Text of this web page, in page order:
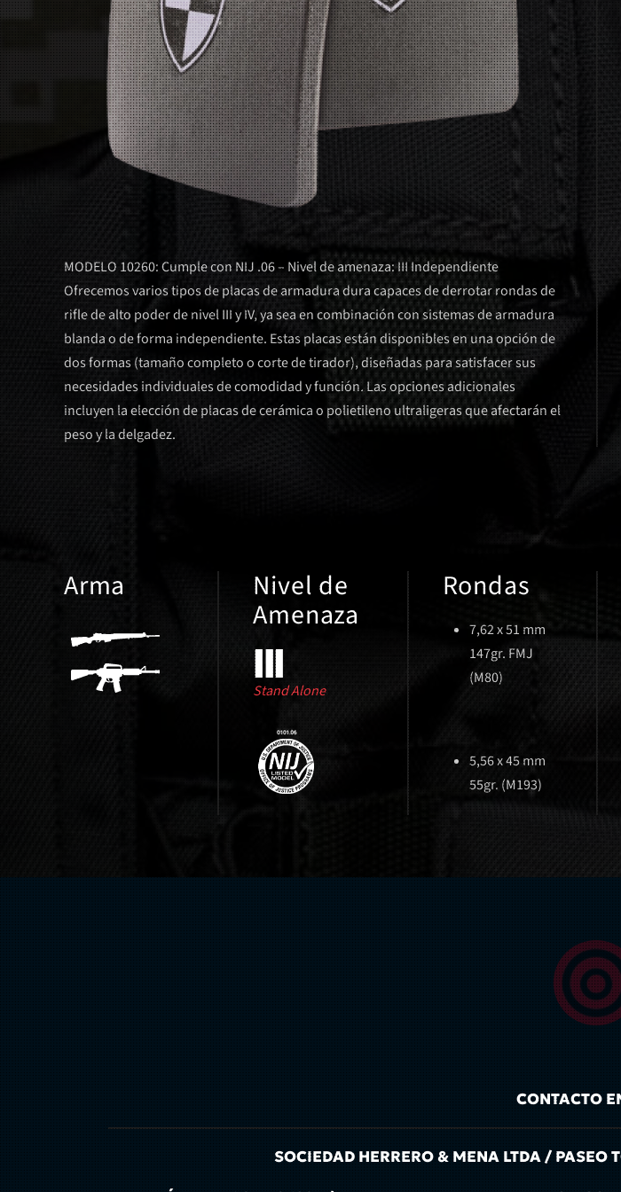
MODELO 10260: Cumple con NIJ .06 – Nivel de amenaza: III Independiente
Ofrecemos varios tipos de placas de armadura dura capaces de derrotar rondas de
rifle de alto poder de nivel III y IV, ya sea en combinación con sistemas de armadura
blanda o de forma independiente. Estas placas están disponibles en una opción de
dos formas (tamaño completo o corte de tirador), diseñadas para satisfacer sus
necesidades individuales de comodidad y función. Las opciones adicionales
incluyen la elección de placas de cerámica o polietileno ultraligeras que afectarán el
peso y la delgadez.
Arma Nivel de
Amenaza
Stand Alone
Rondas
7,62 x 51 mm
147gr. FMJ
(M80)
5,56 x 45 mm
55gr. (M193)
CONTACTO
SOCIEDAD HERRERO & MENA LTDA / PASEO